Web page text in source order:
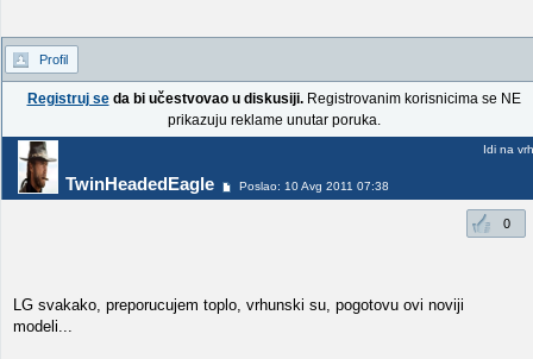
Profil
Registruj seda bi učestvovao u diskusiji.Registrovanim korisnicima se NE
prikazuju reklame unutar poruka.
TwinHeadedEagle Poslao: 10 Avg 2011 07:38
Idi na vrh
0
LG svakako, preporucujem toplo, vrhunski su, pogotovu ovi noviji
modeli...